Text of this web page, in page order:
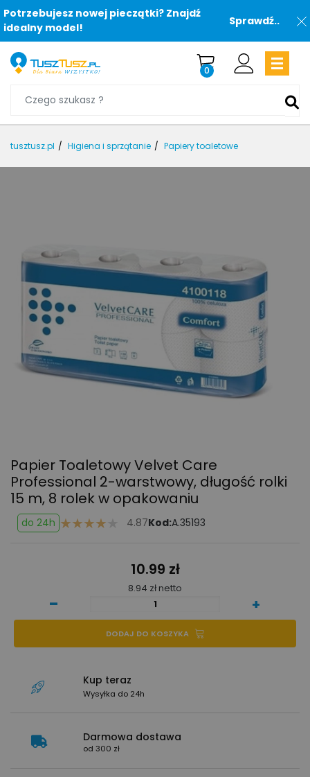
Potrzebujesz nowej pieczątki? Znajdź
idealny model!
Sprawdź..
0
tusztusz.pl Higiena i sprzątanie Papiery toaletowe
Papier Toaletowy Velvet Care
Professional 2-warstwowy, długość rolki
15 m, 8 rolek w opakowaniu
do 24h 4.87Kod:A.35193
10.99 zł
8.94 zł netto
- +
DODAJ DO KOSZYKA
Kup teraz
Wysyłka do 24h
Darmowa dostawa
od 300 zł